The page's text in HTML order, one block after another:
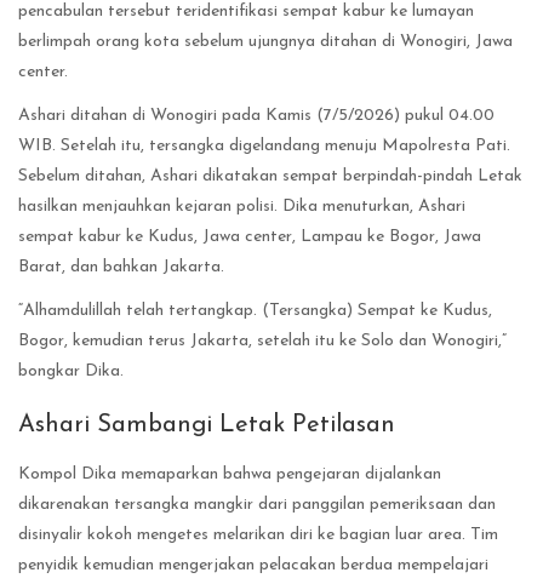
pencabulan tersebut teridentifikasi sempat kabur ke lumayan
berlimpah orang kota sebelum ujungnya ditahan di Wonogiri, Jawa
center.
Ashari ditahan di Wonogiri pada Kamis (7/5/2026) pukul 04.00
WIB. Setelah itu, tersangka digelandang menuju Mapolresta Pati.
Sebelum ditahan, Ashari dikatakan sempat berpindah-pindah Letak
hasilkan menjauhkan kejaran polisi. Dika menuturkan, Ashari
sempat kabur ke Kudus, Jawa center, Lampau ke Bogor, Jawa
Barat, dan bahkan Jakarta.
“Alhamdulillah telah tertangkap. (Tersangka) Sempat ke Kudus,
Bogor, kemudian terus Jakarta, setelah itu ke Solo dan Wonogiri,”
bongkar Dika.
Ashari Sambangi Letak Petilasan
Kompol Dika memaparkan bahwa pengejaran dijalankan
dikarenakan tersangka mangkir dari panggilan pemeriksaan dan
disinyalir kokoh mengetes melarikan diri ke bagian luar area. Tim
penyidik kemudian mengerjakan pelacakan berdua mempelajari